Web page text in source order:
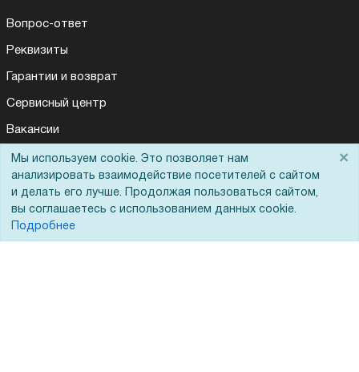
Вопрос-ответ
Реквизиты
Гарантии и возврат
Сервисный центр
Вакансии
Обратная связь
Для Таможенного союза
Запрос актов сверки
Мы используем cookie. Это позволяет нам
анализировать взаимодействие посетителей с сайтом
и делать его лучше. Продолжая пользоваться сайтом,
вы соглашаетесь с использованием данных cookie.
Подробнее
×